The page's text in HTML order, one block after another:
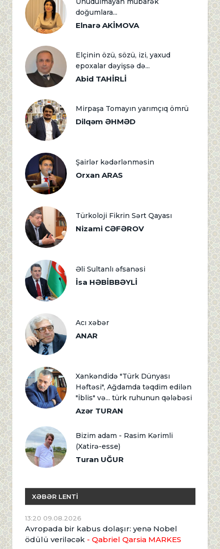
doğumlara...
Elnarə AKİMOVA
Elçinin özü, sözü, izi, yaxud
epoxalar dəyişsə də...
Abid TAHİRLİ
Mirpaşa Tomayın yarımçıq ömrü
Dilqəm ƏHMƏD
Şairlər kədərlənməsin
Orxan ARAS
Türkoloji Fikrin Sərt Qayası
Nizami CƏFƏROV
Əli Sultanlı əfsanəsi
İsa HƏBİBBƏYLİ
Acı xəbər
ANAR
Xankəndidə "Türk Dünyası
Həftəsi", Ağdamda təqdim edilən
"İblis" və... türk ruhunun qələbəsi
Azər TURAN
Bizim adam - Rasim Kərimli
(Xatirə-esse)
Turan UĞUR
XƏBƏR LENTİ
13:20 09.08.2026
Avropada bir kabus dolaşır: yenə Nobel
ödülü veriləcək - Qabriel Qarsia MARKES